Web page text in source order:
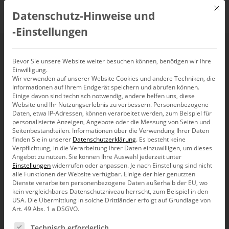
Dynamic Management
Views für SSAS
Ist es in früheren Versionen des SQL Servers schon
möglich, mittels Dynamic Managament Views (kurz:
DMVs), auf die Metadateninhalte der relationalen
Datenbanken zuzugreifen und diese zu analysieren, so
gilt diese Möglichkeit für OLAP-Datenbanken erst seit
der Version 2008. Somit werden dem Administrator und
Analysten neue Möglichkeiten gegeben, verschiedenste
Anforderungen und Sachverhalte auch für die
Metadaten von Cubes zu untersuchen. Die Verwendung
Statements tabellarisch vorgefertigte Ausgaben zu
Mit
Datenschutz-Hinweise und
‑Einstellungen
Bevor Sie unsere Website weiter besuchen können, benötigen wir Ihre
Einwilligung.
Wir verwenden auf unserer Website Cookies und andere Techniken, die
Informationen auf Ihrem Endgerät speichern und abrufen können.
Einige davon sind technisch notwendig, andere helfen uns, diese
Website und Ihr Nutzungserlebnis zu verbessern. Personenbezogene
Daten, etwa IP-Adressen, können verarbeitet werden, zum Beispiel für
personalisierte Anzeigen, Angebote oder die Messung von Seiten und
Seitenbestandteilen. Informationen über die Verwendung Ihrer Daten
finden Sie in unserer Datenschutzerklärung. Es besteht keine
Verpflichtung, in die Verarbeitung Ihrer Daten einzuwilligen, um dieses
Angebot zu nutzen.Sie können Ihre Auswahl jederzeit unter
Einstellungenwiderrufen oder anpassen. Je nach Einstellung sind nicht
alle Funktionen der Website verfügbar. Einige der hier genutzten
Dienste verarbeiten personenbezogene Daten außerhalb der EU, wo
kein vergleichbares Datenschutzniveau herrscht, zum Beispiel in den
USA. Die Übermittlung in solche Drittländer erfolgt auf Grundlage von
Art. 49 Abs. 1 a DSGVO.
Es folgt eine Liste der Service-Gruppen, für die eine